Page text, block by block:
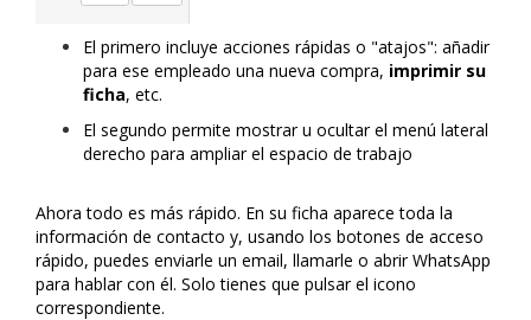
El primero incluye acciones rápidas o "atajos": añadir
para ese empleado una nueva compra, imprimir su
ficha, etc.
El segundo permite mostrar u ocultar el menú lateral
derecho para ampliar el espacio de trabajo
Ahora todo es más rápido. En su ficha aparece toda la
información de contacto y, usando los botones de acceso
rápido, puedes enviarle un email, llamarle o abrir WhatsApp
para hablar con él. Solo tienes que pulsar el icono
correspondiente.